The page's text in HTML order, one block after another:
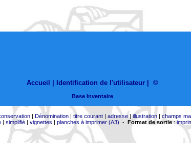
Accueil | Identification de l'utilisateur ©
Base Inventaire
| Dénomination| titre courant| adresse|illustration| champs
| simplifié| vignettes | planches à imprimer (A3) - Format de sortie: